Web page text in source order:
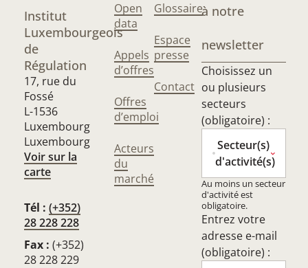
Institut
Luxembourgeois
de
Régulation
17, rue du
Fossé
L-1536
Luxembourg
Luxembourg
Voir sur la
carte
Tél : (+352)
28 228 228
Fax : (+352)
28 228 229
Open
data
Appels
d’offres
Offres
d’emploi
Acteurs
du
marché
Glossaire
Espace
presse
Contact
à notre
newsletter
Choisissez un
ou plusieurs
secteurs
(obligatoire) :
Secteur(s)
d'activité(s)
Au moins un secteur
d'activité est
obligatoire.
Entrez votre
adresse e-mail
(obligatoire) :